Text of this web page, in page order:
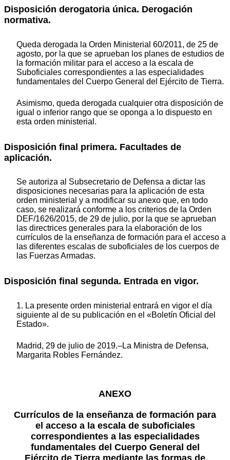
Disposición derogatoria única. Derogación
normativa.
Queda derogada la Orden Ministerial 60/2011, de 25 de
agosto, por la que se aprueban los planes de estudios de
la formación militar para el acceso a la escala de
Suboficiales correspondientes a las especialidades
fundamentales del Cuerpo General del Ejército de Tierra.
Asimismo, queda derogada cualquier otra disposición de
igual o inferior rango que se oponga a lo dispuesto en
esta orden ministerial.
Disposición final primera. Facultades de
aplicación.
Se autoriza al Subsecretario de Defensa a dictar las
disposiciones necesarias para la aplicación de esta
orden ministerial y a modificar su anexo que, en todo
caso, se realizará conforme a los criterios de la Orden
DEF/1626/2015, de 29 de julio, por la que se aprueban
las directrices generales para la elaboración de los
currículos de la enseñanza de formación para el acceso a
las diferentes escalas de suboficiales de los cuerpos de
las Fuerzas Armadas.
Disposición final segunda. Entrada en vigor.
1. La presente orden ministerial entrará en vigor el día
siguiente al de su publicación en el «Boletín Oficial del
Estado».
Madrid, 29 de julio de 2019.–La Ministra de Defensa,
Margarita Robles Fernández.
ANEXO
Currículos de la enseñanza de formación para
el acceso a la escala de suboficiales
correspondientes a las especialidades
fundamentales del Cuerpo General del